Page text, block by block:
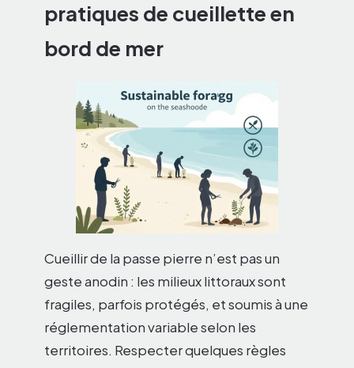
pratiques de cueillette en
bord de mer
Cueillir de la passe pierre n’est pas un
geste anodin : les milieux littoraux sont
fragiles, parfois protégés, et soumis à une
réglementation variable selon les
territoires. Respecter quelques règles